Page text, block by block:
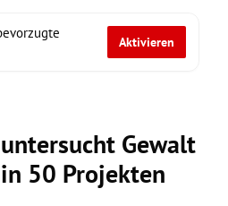
Aktivieren
Gewalt
50 Projekten